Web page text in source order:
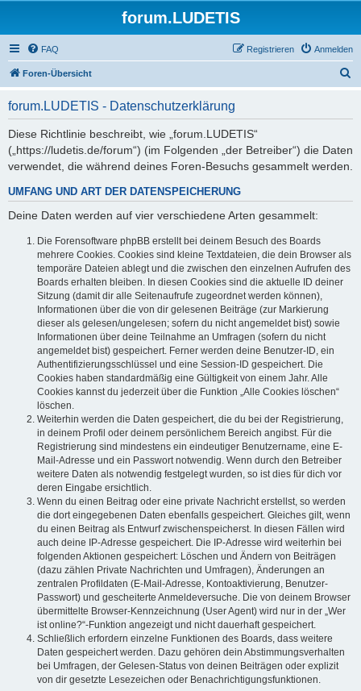
forum.LUDETIS
FAQ Anmelden
Registrieren
Foren-Übersicht
forum.LUDETIS - Datenschutzerklärung
Diese Richtlinie beschreibt, wie „forum.LUDETIS“
(„https://ludetis.de/forum“) (im Folgenden „der Betreiber“) die Daten
verwendet, die während deines Foren-Besuchs gesammelt werden.
UMFANG UND ART DER DATENSPEICHERUNG
Deine Daten werden auf vier verschiedene Arten gesammelt:
Die Forensoftware phpBB erstellt bei deinem Besuch des Boards
mehrere Cookies. Cookies sind kleine Textdateien, die dein Browser als
temporäre Dateien ablegt und die zwischen den einzelnen Aufrufen des
Boards erhalten bleiben. In diesen Cookies sind die aktuelle ID deiner
Sitzung (damit dir alle Seitenaufrufe zugeordnet werden können),
Informationen über die von dir gelesenen Beiträge (zur Markierung
dieser als gelesen/ungelesen; sofern du nicht angemeldet bist) sowie
Informationen über deine Teilnahme an Umfragen (sofern du nicht
angemeldet bist) gespeichert. Ferner werden deine Benutzer-ID, ein
Authentifizierungsschlüssel und eine Session-ID gespeichert. Die
Cookies haben standardmäßig eine Gültigkeit von einem Jahr. Alle
Cookies kannst du jederzeit über die Funktion „Alle Cookies löschen“
löschen.
Weiterhin werden die Daten gespeichert, die du bei der Registrierung,
in deinem Profil oder deinem persönlichem Bereich angibst. Für die
Registrierung sind mindestens ein eindeutiger Benutzername, eine E-
Mail-Adresse und ein Passwort notwendig. Wenn durch den Betreiber
weitere Daten als notwendig festgelegt wurden, so ist dies für dich vor
deren Eingabe ersichtlich.
Wenn du einen Beitrag oder eine private Nachricht erstellst, so werden
die dort eingegebenen Daten ebenfalls gespeichert. Gleiches gilt, wenn
du einen Beitrag als Entwurf zwischenspeicherst. In diesen Fällen wird
auch deine IP-Adresse gespeichert. Die IP-Adresse wird weiterhin bei
folgenden Aktionen gespeichert: Löschen und Ändern von Beiträgen
(dazu zählen Private Nachrichten und Umfragen), Änderungen an
zentralen Profildaten (E-Mail-Adresse, Kontoaktivierung, Benutzer-
Passwort) und gescheiterte Anmeldeversuche. Die von deinem Browser
übermittelte Browser-Kennzeichnung (User Agent) wird nur in der „Wer
ist online?“-Funktion angezeigt und nicht dauerhaft gespeichert.
Schließlich erfordern einzelne Funktionen des Boards, dass weitere
Daten gespeichert werden. Dazu gehören dein Abstimmungsverhalten
bei Umfragen, der Gelesen-Status von deinen Beiträgen oder explizit
von dir gesetzte Lesezeichen oder Benachrichtigungsfunktionen.